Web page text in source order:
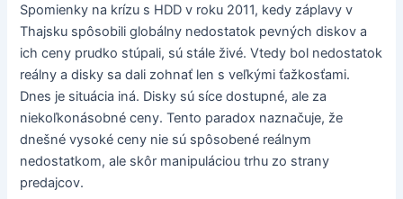
Spomienky na krízu s HDD v roku 2011, kedy záplavy v
Thajsku spôsobili globálny nedostatok pevných diskov a
ich ceny prudko stúpali, sú stále živé. Vtedy bol nedostatok
reálny a disky sa dali zohnať len s veľkými ťažkosťami.
Dnes je situácia iná. Disky sú síce dostupné, ale za
niekoľkonásobné ceny. Tento paradox naznačuje, že
dnešné vysoké ceny nie sú spôsobené reálnym
nedostatkom, ale skôr manipuláciou trhu zo strany
predajcov.